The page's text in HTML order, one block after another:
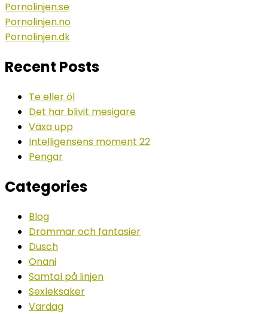
Pornolinjen.se
Pornolinjen.no
Pornolinjen.dk
Recent Posts
Te eller öl
Det har blivit mesigare
Växa upp
Intelligensens moment 22
Pengar
Categories
Blog
Drömmar och fantasier
Dusch
Onani
Samtal på linjen
Sexleksaker
Vardag